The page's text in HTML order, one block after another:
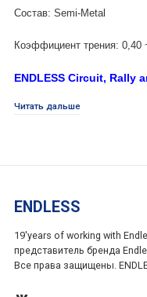
Состав: Semi-Metal
Коэффициент трения: 0,40
ENDLESS Circuit, Rally
PC35 - Full Track Day,
Более жесткая педаль
благодаря более
Если Вам нравится
лучше всего, но если Вам
педаль, то именно PC35
Читать дальше
ENDLESS
19'years of working with
представитель бренда
Все права защищены.